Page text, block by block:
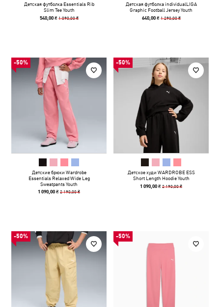
Детская футболка Essentials Rib
Slim Tee Youth
540,00 ₴ 1 090,00 ₴
Детская футболка individualLIGA
Graphic Football Jersey Youth
640,00 ₴ 1 290,00 ₴
-50%
Детские брюки Wardrobe
Essentials Relaxed Wide Leg
Sweatpants Youth
1 090,00 ₴2 190,00 ₴
-50%
Детское худи WARDROBE ESS
Short Length Hoodie Youth
1 090,00 ₴2 190,00 ₴
-50% -50%